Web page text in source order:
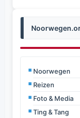
Noorwegen
Reizen
Foto & Media
Ting & Tang